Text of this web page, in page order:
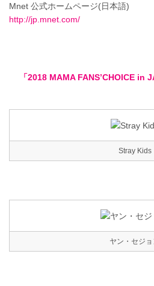
Mnet 公式ホームページ(日本語)
http://jp.mnet.com/
「2018 MAMA FANS’CHOICE in
Stray Kids
ヤン・セジョ